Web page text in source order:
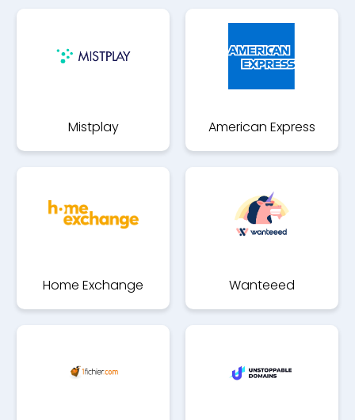
Mistplay American Express
Home Exchange Wanteeed